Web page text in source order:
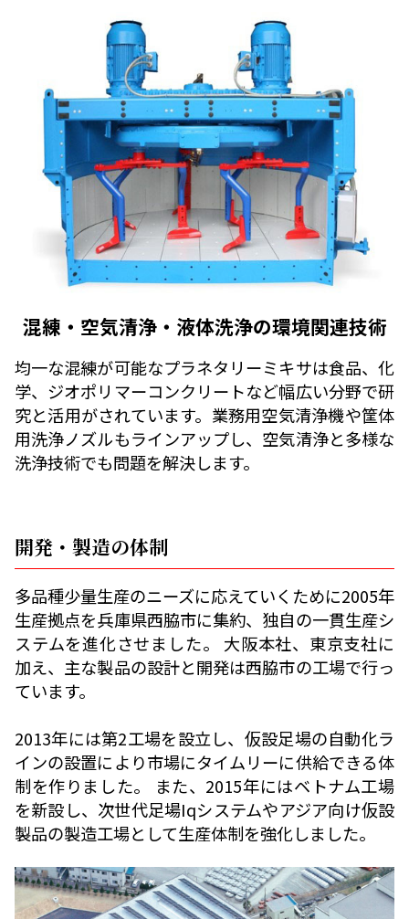
混練・空気清浄・液体洗浄の環境関連技術
均一な混練が可能なプラネタリーミキサは食品、化
学、ジオポリマーコンクリートなど幅広い分野で研
究と活用がされています。業務用空気清浄機や筐体
用洗浄ノズルもラインアップし、空気清浄と多様な
洗浄技術でも問題を解決します。
開発・製造の体制
多品種少量生産のニーズに応えていくために2005年
生産拠点を兵庫県西脇市に集約、独自の一貫生産シ
ステムを進化させました。 大阪本社、東京支社に
加え、主な製品の設計と開発は西脇市の工場で行っ
ています。
2013年には第2工場を設立し、仮設足場の自動化ラ
インの設置により市場にタイムリーに供給できる体
制を作りました。 また、2015年にはベトナム工場
を新設し、次世代足場Iqシステムやアジア向け仮設
製品の製造工場として生産体制を強化しました。